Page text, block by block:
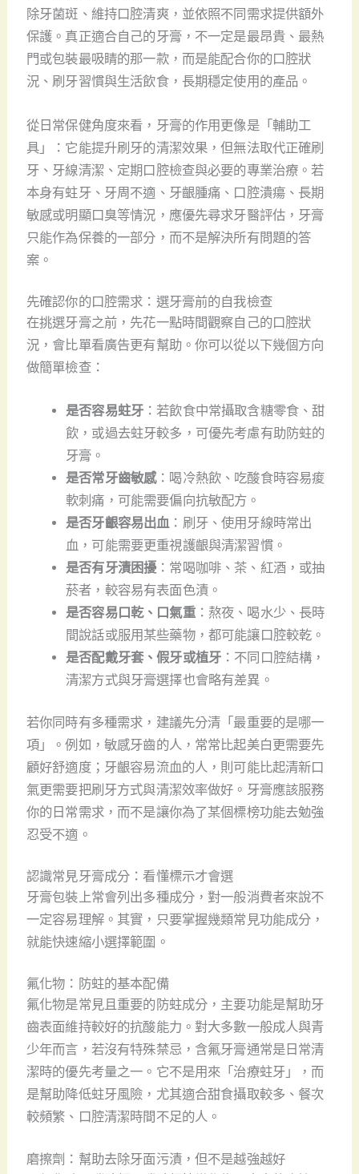
除牙菌斑、維持口腔清爽，並依照不同需求提供額外
保護。真正適合自己的牙膏，不一定是最昂貴、最熱
門或包裝最吸睛的那一款，而是能配合你的口腔狀
況、刷牙習慣與生活飲食，長期穩定使用的產品。
從日常保健角度來看，牙膏的作用更像是「輔助工
具」：它能提升刷牙的清潔效果，但無法取代正確刷
牙、牙線清潔、定期口腔檢查與必要的專業治療。若
本身有蛀牙、牙周不適、牙齦腫痛、口腔潰瘍、長期
敏感或明顯口臭等情況，應優先尋求牙醫評估，牙膏
只能作為保養的一部分，而不是解決所有問題的答
案。
先確認你的口腔需求：選牙膏前的自我檢查
在挑選牙膏之前，先花一點時間觀察自己的口腔狀
況，會比單看廣告更有幫助。你可以從以下幾個方向
做簡單檢查：
是否容易蛀牙 ：若飲食中常攝取含糖零食、甜
飲，或過去蛀牙較多，可優先考慮有助防蛀的
牙膏。
是否常牙齒敏感：喝冷熱飲、吃酸食時容易痠
軟刺痛，可能需要偏向抗敏配方。
是否牙齦容易出血 ：刷牙、使用牙線時常出
血，可能需要更重視護齦與清潔習慣。
是否有牙漬困擾 ：常喝咖啡、茶、紅酒，或抽
菸者，較容易有表面色漬。
是否容易口乾、口氣重：熬夜、喝水少、長時
間說話或服用某些藥物，都可能讓口腔較乾。
是否配戴牙套、假牙或植牙 ：不同口腔結構，
清潔方式與牙膏選擇也會略有差異。
若你同時有多種需求，建議先分清「最重要的是哪一
項」。例如，敏感牙齒的人，常常比起美白更需要先
顧好舒適度；牙齦容易流血的人，則可能比起清新口
氣更需要把刷牙方式與清潔效率做好。牙膏應該服務
你的日常需求，而不是讓你為了某個標榜功能去勉強
忍受不適。
認識常見牙膏成分：看懂標示才會選
牙膏包裝上常會列出多種成分，對一般消費者來說不
一定容易理解。其實，只要掌握幾類常見功能成分，
就能快速縮小選擇範圍。
氟化物：防蛀的基本配備
氟化物是常見且重要的防蛀成分，主要功能是幫助牙
齒表面維持較好的抗酸能力。對大多數一般成人與青
少年而言，若沒有特殊禁忌，含氟牙膏通常是日常清
潔時的優先考量之一。它不是用來「治療蛀牙」，而
是幫助降低蛀牙風險，尤其適合甜食攝取較多、餐次
較頻繁、口腔清潔時間不足的人。
磨擦劑：幫助去除牙面污漬，但不是越強越好